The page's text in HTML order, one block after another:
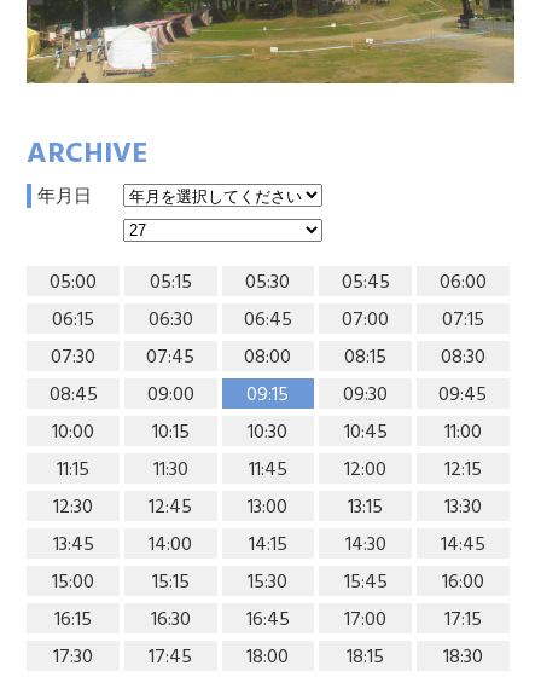
ARCHIVE
年月日
05:00 05:15 05:30 05:45
06:00
06:15
06:30 06:45 07:00
07:15
07:30
07:45 08:00 08:15
08:30
08:45
09:00 09:15 09:30
09:45
10:00
10:15 10:30 10:45
11:00
11:15
11:30 11:45 12:00
12:15
12:30
12:45 13:00 13:15
13:30
13:45
14:00 14:15 14:30
14:45
15:00
15:15 15:30 15:45
16:00
16:15
16:30 16:45 17:00
17:15
17:30
17:45 18:00 18:15
18:30